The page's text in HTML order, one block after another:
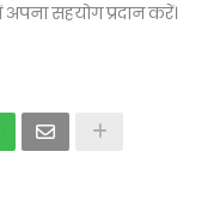
सहयोग प्रदान करें।